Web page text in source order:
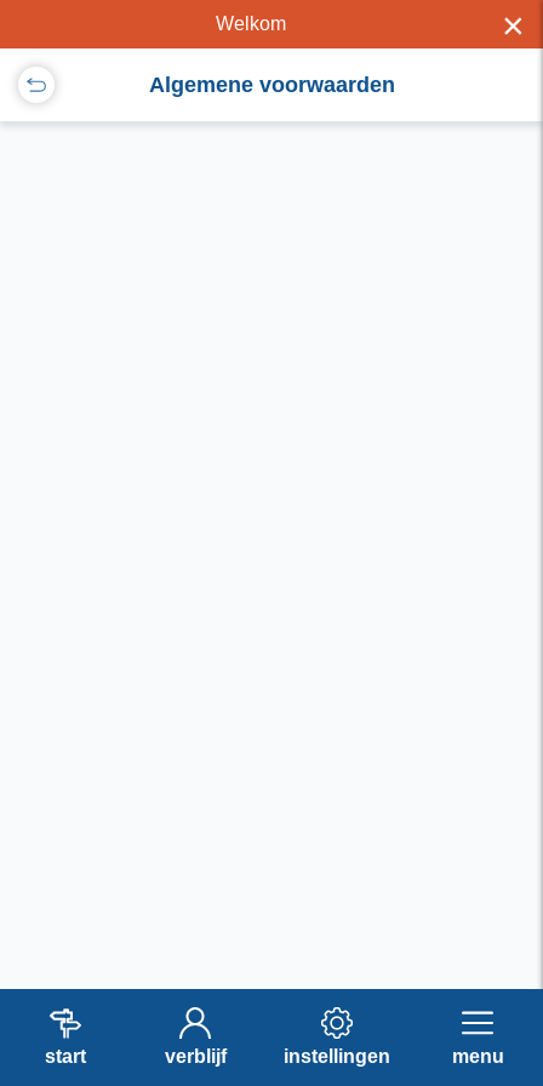
Welkom ×
Algemene voorwaarden
start verblijf instellingen menu